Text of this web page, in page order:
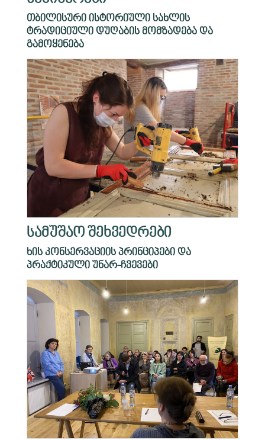
თბილისური ისტორიული სახლის
ტრადიციული დუღაბის მომზადება და
გამოყენება
სამუშაო შეხვედრები
ხის კონსერვაციის პრინციპები და
პრაქტიკული უნარ-ჩვევები